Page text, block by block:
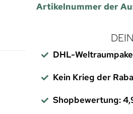
Artikelnummer der
DHL-
Kein Krieg der
Shopbewertung: